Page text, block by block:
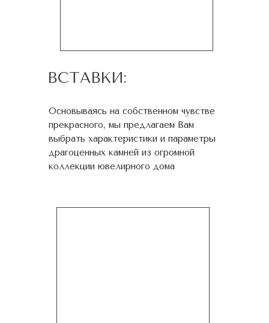
ВСТАВКИ:
Основываясь на собственном чувстве
прекрасного, мы предлагаем Вам
выбрать характеристики и параметры
драгоценных камней из огромной
коллекции ювелирного дома